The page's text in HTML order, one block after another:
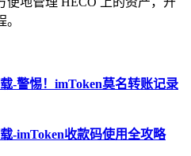
-警惕！imToken莫名转账记录
-imToken收款码使用全攻略